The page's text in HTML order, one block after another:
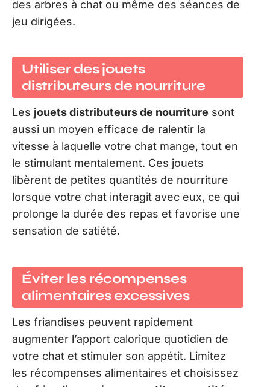
des arbres à chat ou même des séances de
jeu dirigées.
Utiliser des jouets
distributeurs de nourriture
Les jouets distributeurs de nourriture sont
aussi un moyen efficace de ralentir la
vitesse à laquelle votre chat mange, tout en
le stimulant mentalement. Ces jouets
libèrent de petites quantités de nourriture
lorsque votre chat interagit avec eux, ce qui
prolonge la durée des repas et favorise une
sensation de satiété.
Éviter les récompenses
alimentaires excessives
Les friandises peuvent rapidement
augmenter l’apport calorique quotidien de
votre chat et stimuler son appétit. Limitez
les récompenses alimentaires et choisissez